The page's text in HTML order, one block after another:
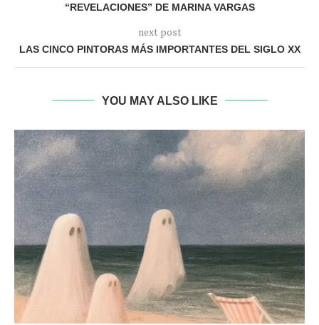
“REVELACIONES” DE MARINA VARGAS
next post
LAS CINCO PINTORAS MÁS IMPORTANTES DEL SIGLO XX
YOU MAY ALSO LIKE